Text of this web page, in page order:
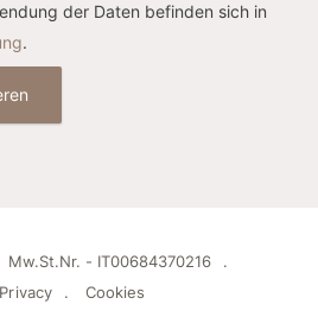
der Daten befinden sich in
.
Mw.St.Nr. - IT00684370216
Privacy Cookies